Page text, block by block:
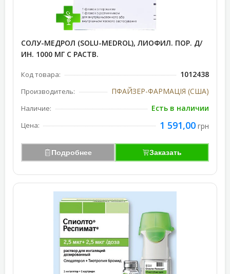
СОЛУ-МЕДРОЛ (SOLU-MEDROL), ЛИОФИЛ. ПОР. Д/
ИН. 1000 МГ С РАСТВ.
Код товара: 1012438
Производитель: ПФАЙЗЕР-ФАРМАЦІЯ (США)
Наличие: Есть в наличии
Цена: 1 591,00 грн
Подробнее Заказать